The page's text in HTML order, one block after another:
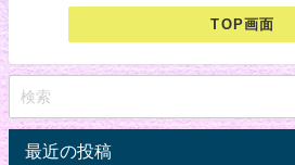
TOP画面
最近の投稿